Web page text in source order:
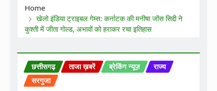
Home
खेलो इंडिया ट्राइबल गेम्स: कर्नाटक की मनीषा जोंस सिद्दी ने
कुश्ती में जीता गोल्ड, अभावों को हराकर रचा इतिहास
छत्तीसगढ़ ताजा ख़बरें ब्रेकिंग न्यूज़
राज्य
सरगुजा